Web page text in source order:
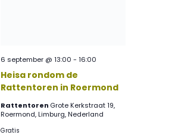
Heisa rondom de
Rattentoren in Roermond
6 september @ 13:00 -16:00
Rattentoren Grote Kerkstraat 19,
Roermond, Limburg, Nederland
Gratis